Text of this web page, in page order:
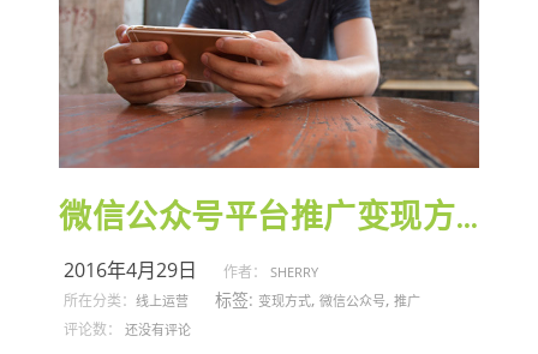
微信公众号平台推广变现方式
2016年4月29日 作者： SHERRY
所在分类： 线上运营 标签: 变现方式, 微信公众号, 推广
评论数： 还没有评论